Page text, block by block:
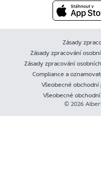
Zásady
Zásady zpracování
Zásady zpracování
Compliance a
Všeobecné
Všeobecné
© 2026